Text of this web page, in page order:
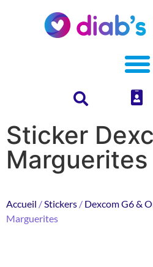
Sticker
Marguerites
Accueil /Stickers / Dexcom G6 &
Marguerites